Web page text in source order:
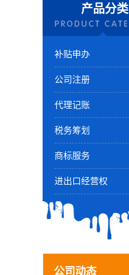
产品分类
补贴申办
公司注册
代理记账
税务筹划
商标服务
进出口经营权
公司动态